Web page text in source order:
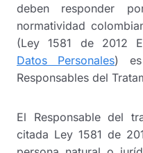
deben responder
normatividad
(Ley 1581 de 2012
Datos Personales) es
Responsables del
El Responsable del
citada Ley 1581 de